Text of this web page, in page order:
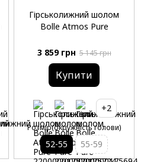
Гірськолижний шолом
Bolle Atmos Pure
3 859 грн 5 145 грн
Купити
+2
Розмір(окружність голови)
52-55 55-59